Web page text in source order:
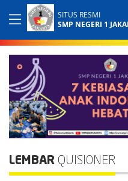
SITUS RESMI
SMP NEGERI 1
LEMBAR QUISIONER